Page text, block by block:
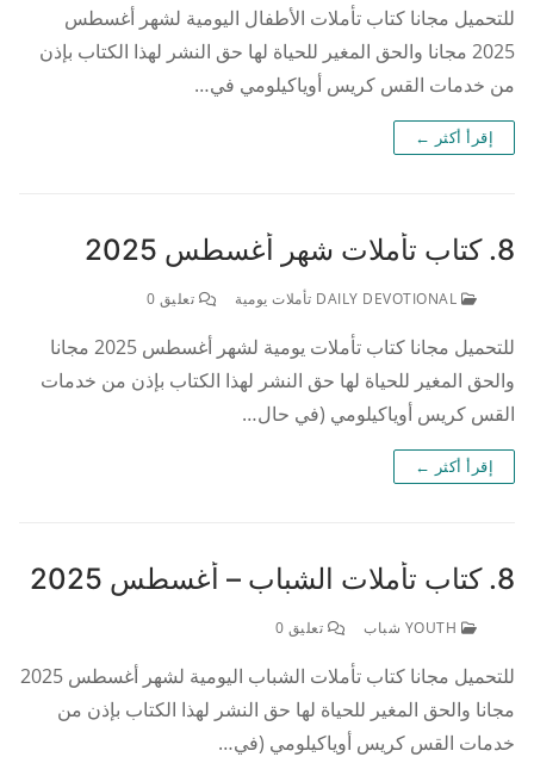
للتحميل مجانا كتاب تأملات الأطفال اليومية لشهر أغسطس
2025 مجانا والحق المغير للحياة لها حق النشر لهذا الكتاب بإذن
من خدمات القس كريس أوياكيلومي في…
إقرأ أكثر ←
8. كتاب تأملات شهر أغسطس 2025
تعليق 0
للتحميل مجانا كتاب تأملات يومية لشهر أغسطس 2025 مجانا
والحق المغير للحياة لها حق النشر لهذا الكتاب بإذن من خدمات
القس كريس أوياكيلومي (في حال…
إقرأ أكثر ←
8. كتاب تأملات الشباب – أغسطس 2025
تعليق 0
للتحميل مجانا كتاب تأملات الشباب اليومية لشهر أغسطس 2025
مجانا والحق المغير للحياة لها حق النشر لهذا الكتاب بإذن من
خدمات القس كريس أوياكيلومي (في…